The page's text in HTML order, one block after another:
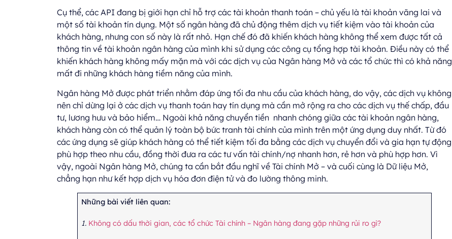
Cụ thể, các API đang bị giới hạn chỉ hỗ trợ các tài khoản thanh toán – chủ yếu là tài khoản vãng lai và
một số tài khoản tín dụng. Một số ngân hàng đã chủ động thêm dịch vụ tiết kiệm vào tài khoản của
khách hàng, nhưng con số này là rất nhỏ. Hạn chế đó đã khiến khách hàng không thể xem được tất cả
thông tin về tài khoản ngân hàng của mình khi sử dụng các công cụ tổng hợp tài khoản. Điều này có thể
khiến khách hàng không mấy mặn mà với các dịch vụ của Ngân hàng Mở và các tổ chức thì có khả năng
mất đi những khách hàng tiềm năng của mình.
Ngân hàng Mở được phát triển nhằm đáp ứng tối đa nhu cầu của khách hàng, do vậy, các dịch vụ không
nên chỉ dừng lại ở các dịch vụ thanh toán hay tín dụng mà cần mở rộng ra cho các dịch vụ thế chấp, đầu
tư, lương hưu và bảo hiểm… Ngoài khả năng chuyển tiền nhanh chóng giữa các tài khoản ngân hàng,
khách hàng còn có thể quản lý toàn bộ bức tranh tài chính của mình trên một ứng dụng duy nhất. Từ đó
các ứng dụng sẽ giúp khách hàng có thể tiết kiệm tối đa bằng các dịch vụ chuyển đổi và gia hạn tự động
phù hợp theo nhu cầu, đồng thời đưa ra các tư vấn tài chính/nợ nhanh hơn, rẻ hơn và phù hợp hơn. Vì
vậy, ngoài Ngân hàng Mở, chúng ta cần bắt đầu nghĩ về Tài chính Mở – và cuối cùng là Dữ liệu Mở,
chẳng hạn như kết hợp dịch vụ hóa đơn điện tử và đo lường thông minh.
Những bài viết liên quan:
1. Không có dấu thời gian, các tổ chức Tài chính – Ngân hàng đang gặp những rủi ro gì?